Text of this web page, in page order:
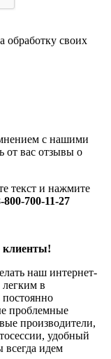
обработку своих
с нашими
от вас отзывы о
текст и нажмите
800-700-11-27
клиенты!
наш интернет-
в
проблемные
производители,
удобный
всегда идем